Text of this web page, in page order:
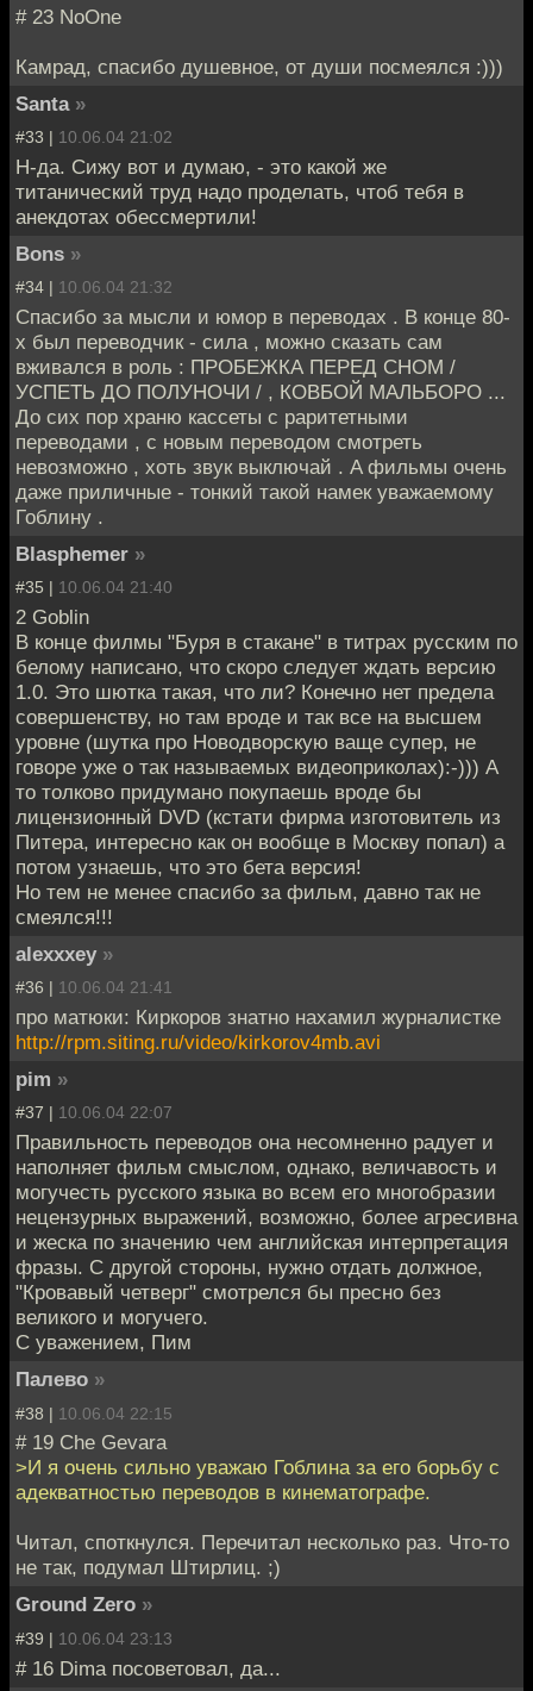
# 23 NoOne
Камрад, спасибо душевное, от души посмеялся :)))
Santa »
#33 | 10.06.04 21:02
Н-да. Сижу вот и думаю, - это какой же
титанический труд надо проделать, чтоб тебя в
анекдотах обессмертили!
Bons »
#34 | 10.06.04 21:32
Спасибо за мысли и юмор в переводах . В конце 80-
х был переводчик - сила , можно сказать сам
вживался в роль : ПРОБЕЖКА ПЕРЕД СНОМ /
УСПЕТЬ ДО ПОЛУНОЧИ / , КОВБОЙ МАЛЬБОРО ...
До сих пор храню кассеты с раритетными
переводами , c новым переводом смотреть
невозможно , хоть звук выключай . A фильмы очень
даже приличные - тонкий такой намек уважаемому
Гоблину .
Blasphemer »
#35 | 10.06.04 21:40
2 Goblin
В конце филмы "Буря в стакане" в титрах русским по
белому написано, что скоро следует ждать версию
1.0. Это шютка такая, что ли? Конечно нет предела
совершенству, но там вроде и так все на высшем
уровне (шутка про Новодворскую ваще супер, не
говоре уже о так называемых видеоприколах):-))) А
то толково придумано покупаешь вроде бы
лицензионный DVD (кстати фирма изготовитель из
Питера, интересно как он вообще в Москву попал) а
потом узнаешь, что это бета версия!
Но тем не менее спасибо за фильм, давно так не
смеялся!!!
alexxxey »
#36 | 10.06.04 21:41
про матюки: Киркоров знатно нахамил журналистке
http://rpm.siting.ru/video/kirkorov4mb.avi
pim »
#37 | 10.06.04 22:07
Правильность переводов она несомненно радует и
наполняет фильм смыслом, однако, величавость и
могучесть русского языка во всем его многобразии
нецензурных выражений, возможно, более агресивна
и жеска по значению чем английская интерпретация
фразы. С другой стороны, нужно отдать должное,
"Кровавый четверг" смотрелся бы пресно без
великого и могучего.
С уважением, Пим
Палево »
#38 | 10.06.04 22:15
# 19 Che Gevara
>И я очень сильно уважаю Гоблина за его борьбу с
адекватностью переводов в кинематографе.
Читал, споткнулся. Перечитал несколько раз. Что-то
не так, подумал Штирлиц. ;)
Ground Zero »
#39 | 10.06.04 23:13
# 16 Dima посоветовал, да...